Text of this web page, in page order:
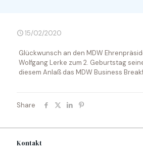
15/02/2020
Glückwunsch an den MDW
Wolfgang Lerke zum 2. Geburtstag
diesem Anlaß das MDW Business
Share
Kontakt